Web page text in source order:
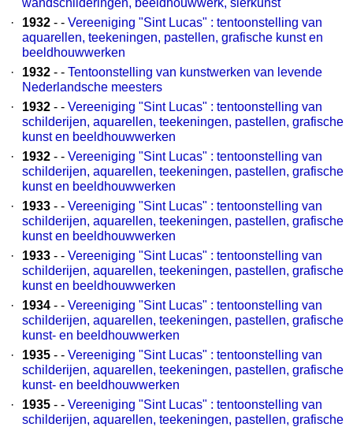
wandschilderingen, beeldhouwwerk, sierkunst
·
1932 - - Vereeniging "Sint Lucas" : tentoonstelling van
aquarellen, teekeningen, pastellen, grafische kunst en
beeldhouwwerken
·
1932 - - Tentoonstelling van kunstwerken van levende
Nederlandsche meesters
·
1932 - - Vereeniging "Sint Lucas" : tentoonstelling van
schilderijen, aquarellen, teekeningen, pastellen, grafische
kunst en beeldhouwwerken
·
1932 - - Vereeniging "Sint Lucas" : tentoonstelling van
schilderijen, aquarellen, teekeningen, pastellen, grafische
kunst en beeldhouwwerken
·
1933 - - Vereeniging "Sint Lucas" : tentoonstelling van
schilderijen, aquarellen, teekeningen, pastellen, grafische
kunst en beeldhouwwerken
·
1933 - - Vereeniging "Sint Lucas" : tentoonstelling van
schilderijen, aquarellen, teekeningen, pastellen, grafische
kunst en beeldhouwwerken
·
1934 - - Vereeniging "Sint Lucas" : tentoonstelling van
schilderijen, aquarellen, teekeningen, pastellen, grafische
kunst- en beeldhouwwerken
·
1935 - - Vereeniging "Sint Lucas" : tentoonstelling van
schilderijen, aquarellen, teekeningen, pastellen, grafische
kunst- en beeldhouwwerken
·
1935 - - Vereeniging "Sint Lucas" : tentoonstelling van
schilderijen, aquarellen, teekeningen, pastellen, grafische